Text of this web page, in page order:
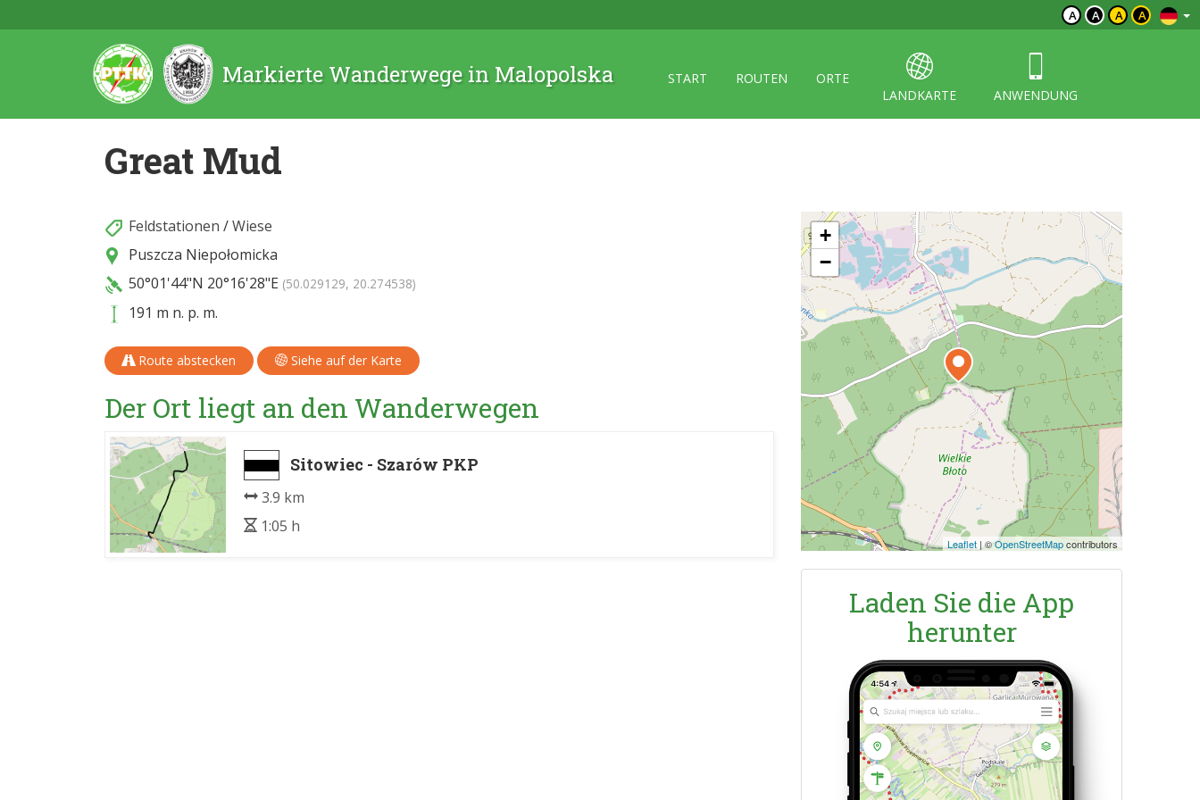
A A A A
Markierte Wanderwege in Malopolska START ROUTEN
ORTE
LANDKARTE
ANWENDUNG
Great Mud
Feldstationen /Wiese
Puszcza Niepołomicka
50°01'44"N 20°16'28"E (50.029129, 20.274538)
191 m n. p. m.
Route abstecken Siehe auf der Karte
Der Ort liegt an den Wanderwegen
Sitowiec - Szarów PKP
3.9 km
1:05 h
+
−
Leaflet |©OpenStreetMapcontributors
Laden Sie die App
herunter